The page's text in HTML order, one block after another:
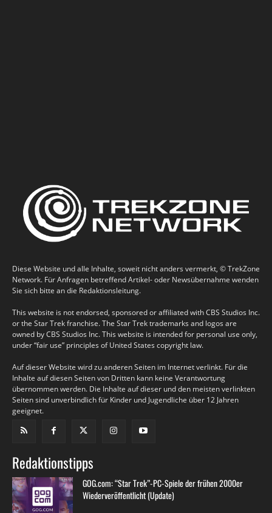
Diese Website und alle Inhalte, soweit nicht anders vermerkt, © TrekZone
Network. Für Anfragen betreffend Artikel- oder Newsübernahme wenden
Sie sich bitte an die Redaktionsleitung.
This website is not endorsed, sponsored or affiliated with CBS Studios Inc.
or the Star Trek franchise. The Star Trek trademarks and logos are
owned by CBS Studios Inc. This website is intended for personal use only,
under “fair use” principles of United States copyright law.
Auf dieser Website wird zu anderen Seiten im Internet verlinkt. Für die
Inhalte auf diesen Seiten von Dritten kann keine Verantwortung
übernommen werden. Die Inhalte auf dieser und den meisten verlinkten
Seiten sind unverbindlich für Kinder und Jugendliche über 12 Jahren
geeignet.
Redaktionstipps
GOG.com: “Star Trek”-PC-Spiele der frühen 2000er
Wiederveröffentlicht (Update)